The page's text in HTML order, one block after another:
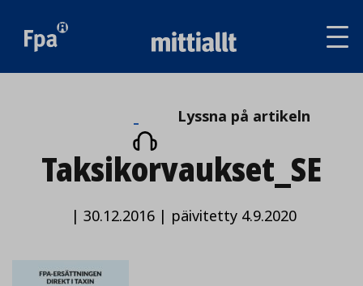
Lyssna
på
artikeln
Lyssna på artikeln
Taksikorvaukset_SE
| 30.12.2016| päivitetty 4.9.2020